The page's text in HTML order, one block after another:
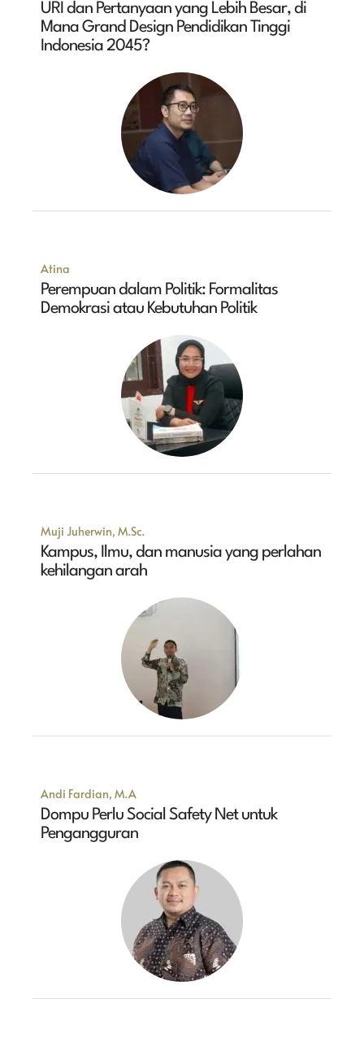
URI dan Pertanyaan yang Lebih Besar, di
Mana Grand Design Pendidikan Tinggi
Indonesia 2045?
Atina
Perempuan dalam Politik: Formalitas
Demokrasi atau Kebutuhan Politik
Muji Juherwin, M.Sc.
Kampus, Ilmu, dan manusia yang perlahan
kehilangan arah
Andi Fardian, M.A
Dompu Perlu Social Safety Net untuk
Pengangguran